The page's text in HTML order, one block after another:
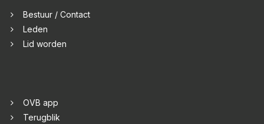
Bestuur / Contact
Leden
Lid worden
OVB app
Terugblik